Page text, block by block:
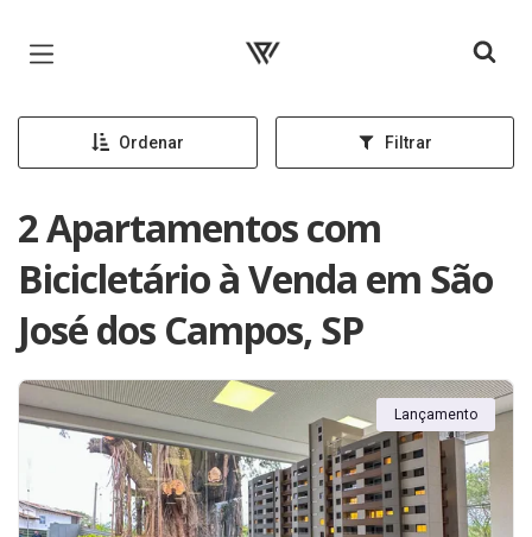
Página inicial
Ordenar Filtrar
2 Apartamentos com
Bicicletário à Venda em São
José dos Campos, SP
Lançamento